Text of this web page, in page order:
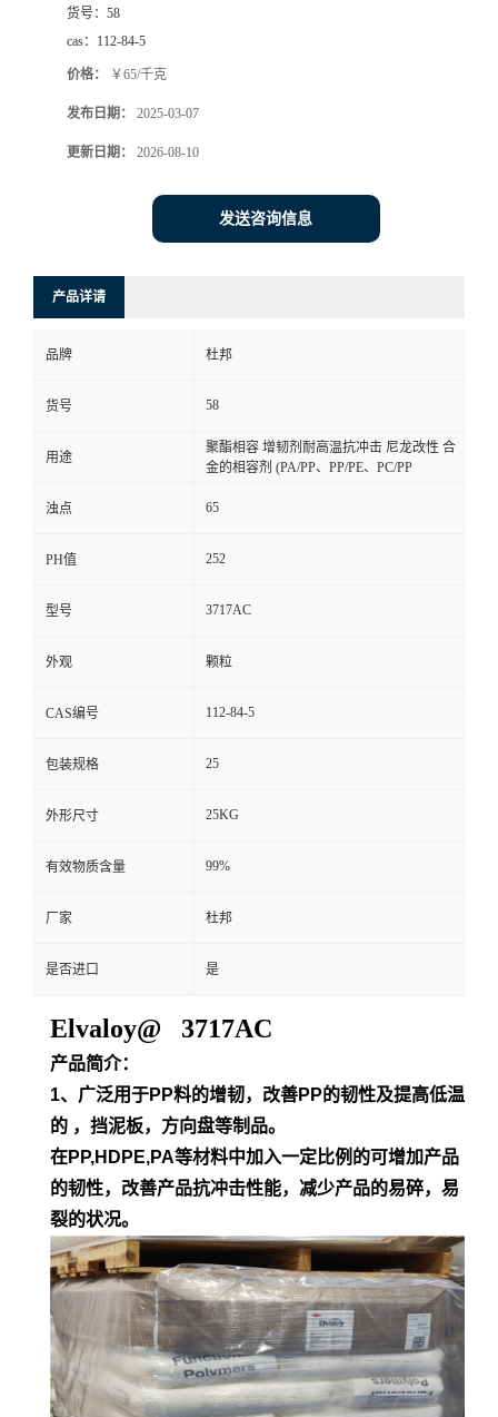
货号： 58
cas： 112-84-5
价格： ￥65/千克
发布日期： 2025-03-07
更新日期： 2026-08-10
发送咨询信息
产品详请
品牌 杜邦
货号 58
用途
聚酯相容 增韧剂耐高温抗冲击 尼龙改性 合
金的相容剂 (PA/PP、PP/PE、PC/PP
浊点 65
PH值 252
型号 3717AC
外观 颗粒
CAS编号 112-84-5
包装规格 25
外形尺寸 25KG
有效物质含量 99%
厂家 杜邦
是否进口 是
Elvaloy@ 3717AC
产品简介：
1、广泛用于PP料的增韧，改善PP的韧性及提高低温
的 ，挡泥板，方向盘等制品。
在PP,HDPE,PA等材料中加入一定比例的可增加产品
的韧性，改善产品抗冲击性能，减少产品的易碎，易
裂的状况。